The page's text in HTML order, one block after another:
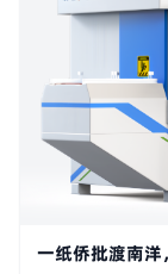
一纸侨批渡南